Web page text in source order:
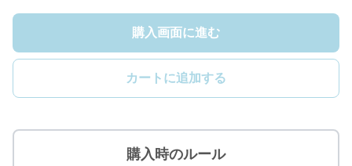
購入画面に進む
カートに追加する
購入時のルール